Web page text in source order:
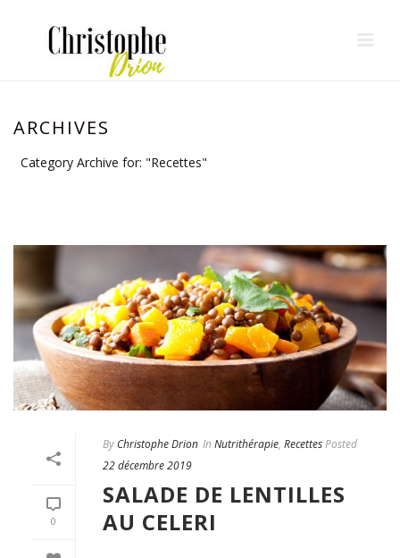
ARCHIVES
Category Archive for: "Recettes"
0
By Christophe Drion In Nutrithérapie, RecettesPosted
22 décembre 2019
SALADE DE LENTILLES
AU CELERI